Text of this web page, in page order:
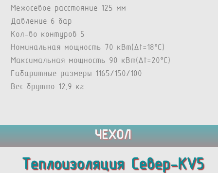
Межосевое расстояние 125 мм
Давление 6 бар
Кол-во контуров 5
Номинальная мощность 70 кВт(Δt=18°C)
Максимальная мощность 90 кВт(Δt=20°C)
Габаритные размеры 1165/150/100
Вес брутто 12,9 кг
ЧЕХОЛ
Теплоизоляция Север-KV5